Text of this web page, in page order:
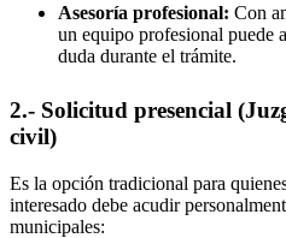
Asesoría profesional: Con
un equipo profesional puede
duda durante el trámite.
2.- Solicitud presencial
civil)
Es la opción tradicional para
interesado debe acudir
municipales: